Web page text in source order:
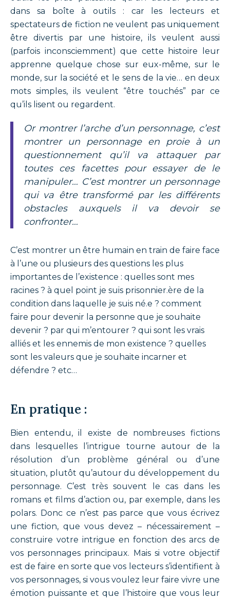
dans sa boîte à outils : car les lecteurs et
spectateurs de fiction ne veulent pas uniquement
être divertis par une histoire, ils veulent aussi
(parfois inconsciemment) que cette histoire leur
apprenne quelque chose sur eux-même, sur le
monde, sur la société et le sens de la vie… en deux
mots simples, ils veulent “être touchés” par ce
qu’ils lisent ou regardent.
Or montrer l’arche d’un personnage, c’est
montrer un personnage en proie à un
questionnement qu’il va attaquer par
toutes ces facettes pour essayer de le
manipuler… C’est montrer un personnage
qui va être transformé par les différents
obstacles auxquels il va devoir se
confronter…
C’est montrer un être humain en train de faire face
à l’une ou plusieurs des questions les plus
importantes de l’existence : quelles sont mes
racines ? à quel point je suis prisonnier.ère de la
condition dans laquelle je suis né.e ? comment
faire pour devenir la personne que je souhaite
devenir ? par qui m’entourer ? qui sont les vrais
alliés et les ennemis de mon existence ? quelles
sont les valeurs que je souhaite incarner et
défendre ? etc…
En pratique :
Bien entendu, il existe de nombreuses fictions
dans lesquelles l’intrigue tourne autour de la
résolution d’un problème général ou d’une
situation, plutôt qu’autour du développement du
personnage. C’est très souvent le cas dans les
romans et films d’action ou, par exemple, dans les
polars. Donc ce n’est pas parce que vous écrivez
une fiction, que vous devez – nécessairement –
construire votre intrigue en fonction des arcs de
vos personnages principaux. Mais si votre objectif
est de faire en sorte que vos lecteurs s’identifient à
vos personnages, si vous voulez leur faire vivre une
émotion puissante et que l’histoire que vous leur